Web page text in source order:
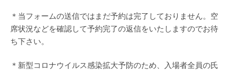
＊当フォームの送信ではまだ予約は完了しておりません。空
席状況などを確認して予約完了の返信をいたしますのでお待
ち下さい。
＊新型コロナウイルス感染拡大予防のため、入場者全員の氏